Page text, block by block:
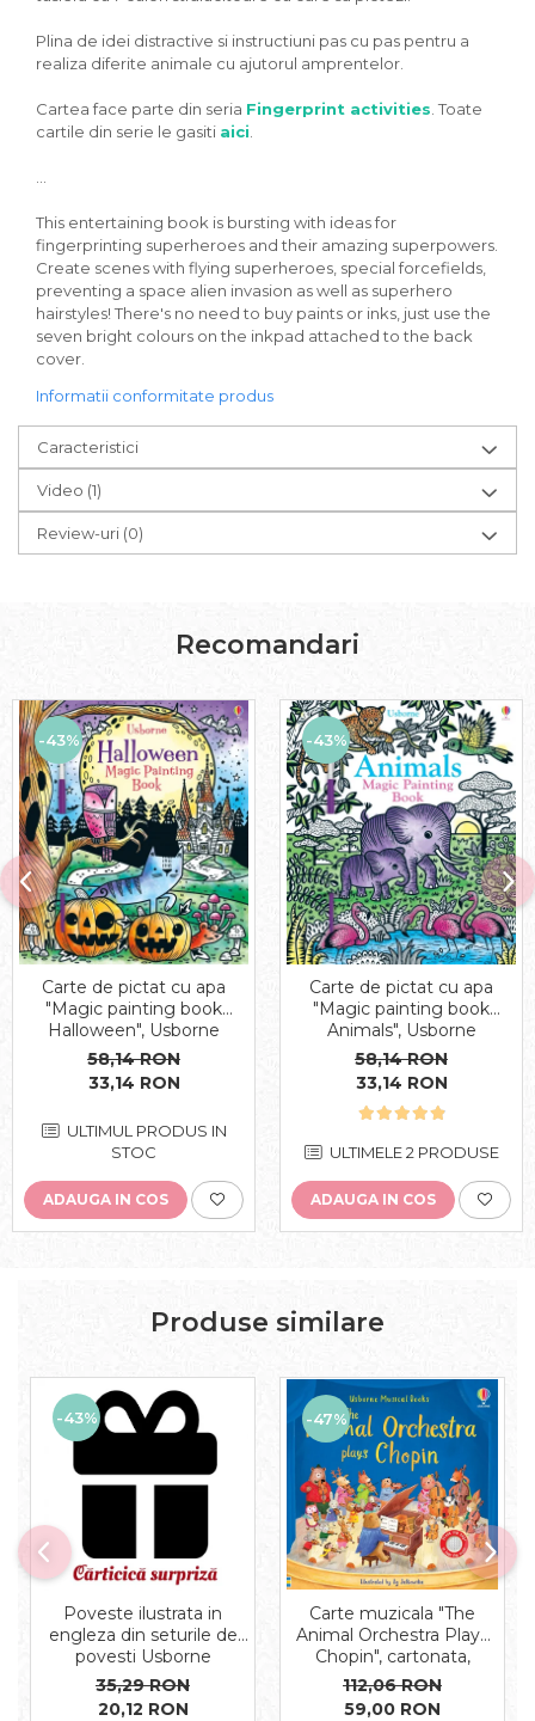
Plina de idei distractive si instructiuni pas cu pas pentru a
realiza diferite animale cu ajutorul amprentelor.
Cartea face parte din seria Fingerprint activities . Toate
cartile din serie le gasiti aici
This entertaining book is bursting with ideas for
fingerprinting superheroes and their amazing superpowers.
Create scenes with flying superheroes, special forcefields,
preventing a space alien invasion as well as superhero
hairstyles! There's no need to buy paints or inks, just use the
seven bright colours on the inkpad attached to the back
cover.
Informatii conformitate produs
Caracteristici
Video (1)
Review-uri (0)
Recomandari
-43%
Carte de pictat cu apa
"Magic painting book
Halloween", Usborne
58,14 RON
33,14 RON
ULTIMUL PRODUS IN
STOC
ADAUGA IN COS
-43%
Carte de pictat cu apa
"Magic painting book
Animals", Usborne
58,14 RON
33,14 RON
ULTIMELE 2 PRODUSE
ADAUGA IN COS
Produse similare
-43%
Poveste ilustrata in
engleza din seturile de
povesti Usborne
35,29 RON
20,12 RON
-47%
Carte muzicala "The
Animal Orchestra Plays
Chopin", cartonata,
Usborne
112,06 RON
59,00 RON